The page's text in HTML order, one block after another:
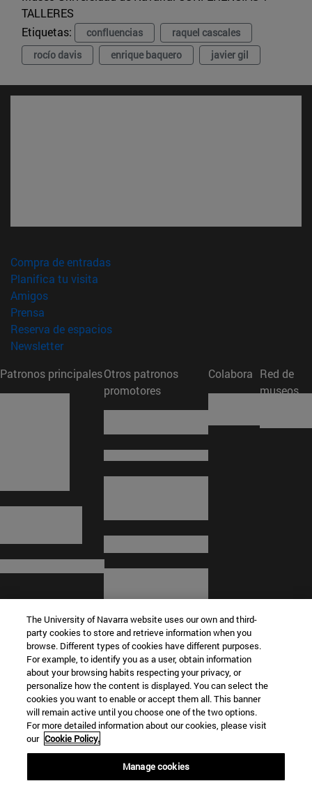
TALLERES
Etiquetas:
confluencias
raquel cascales
rocío davis
enrique baquero javier gil
Compra de entradas(abre en nueva ventana)
Planifica tu visita
Amigos(abre en nueva ventana)
Prensa
Reserva de espacios(abre en nueva ventana)
Newsletter(abre en nueva ventana)
Patronos principalesOtros patronos
promotores
Colabora Red de
museos
© Universidad de Navarra
Información legal
Términos y condiciones
Accesibilidad
Configuración de cookies
The University of Navarra website uses our own and third-
party cookies to store and retrieve information when you
browse. Different types of cookies have different purposes.
For example, to identify you as a user, obtain information
about your browsing habits respecting your privacy, or
personalize how the content is displayed. You can select the
cookies you want to enable or accept them all. This banner
will remain active until you choose one of the two options.
For more detailed information about our cookies, please visit
our Cookie Policy.
Manage cookies